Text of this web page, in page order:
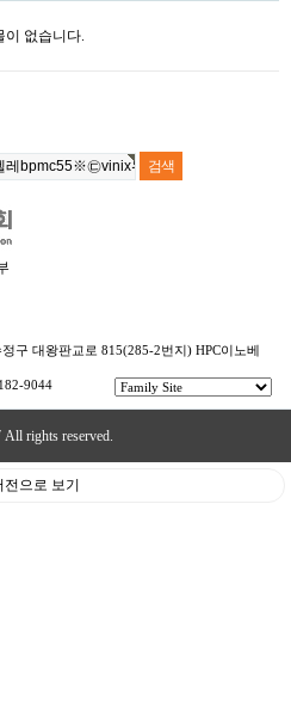
이 없습니다.
구 대왕판교로 815(285-2번지) HPC이노베
9044
All rights reserved.
전으로 보기